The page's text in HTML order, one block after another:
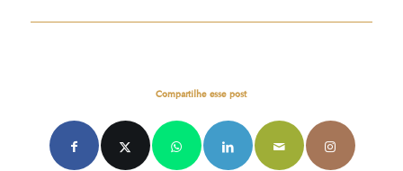
Compartilhe esse post